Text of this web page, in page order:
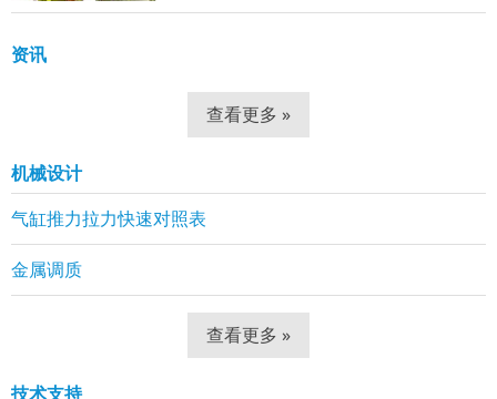
制、网站组建等。
资讯
查看更多 »
机械设计
气缸推力拉力快速对照表
金属调质
查看更多 »
技术支持